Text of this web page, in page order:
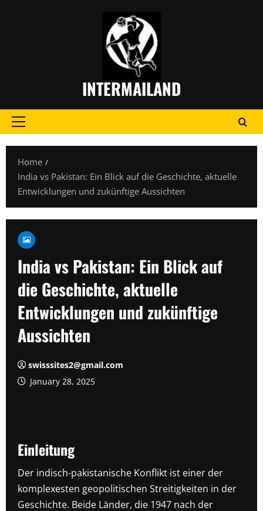
INTERMAILAND
Primary
Home
India vs Pakistan: Ein Blick auf die Geschichte, aktuelle
Entwicklungen und zukünftige Aussichten
India vs Pakistan: Ein Blick auf
die Geschichte, aktuelle
Entwicklungen und zukünftige
Aussichten
swisssites2@gmail.com
January 28, 2025
Einleitung
Der indisch-pakistanische Konflikt ist einer der
komplexesten geopolitischen Streitigkeiten in der
Geschichte. Beide Länder, die 1947 nach der